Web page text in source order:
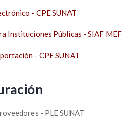
- CPE SUNAT
Instituciones Públicas - SIAF MEF
- CPE SUNAT
- PLE SUNAT